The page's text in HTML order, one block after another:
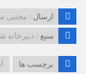
ارسال : مجتبی
منبع : دبیرخانه
برچسب ها